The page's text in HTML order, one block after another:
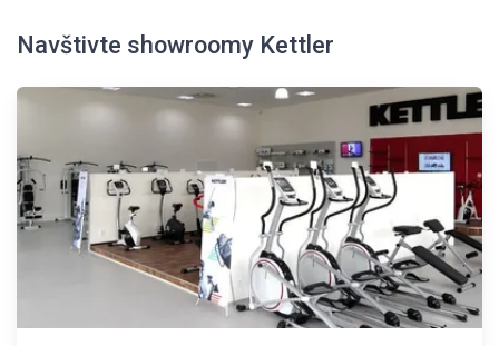
Navštivte showroomy Kettler